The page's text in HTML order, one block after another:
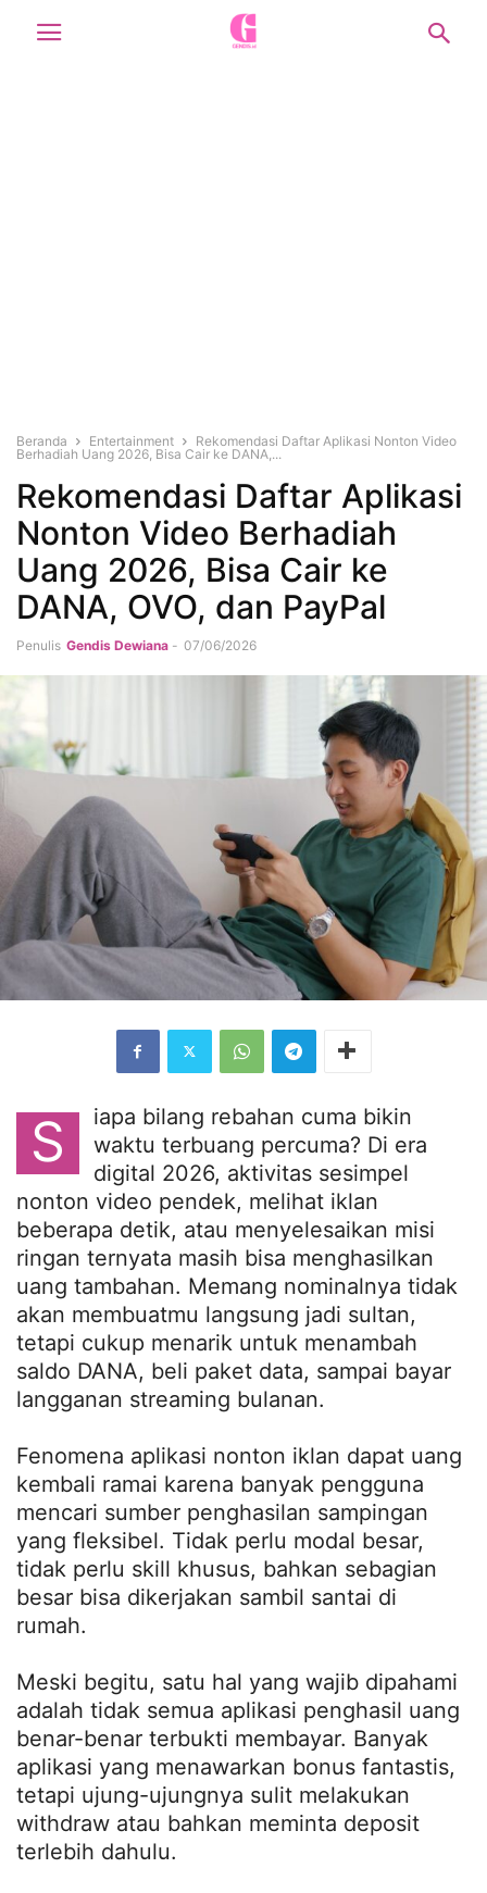
Beranda Entertainment
Rekomendasi Daftar Aplikasi Nonton Video
Berhadiah Uang 2026, Bisa Cair ke DANA,...
Rekomendasi Daftar Aplikasi
Nonton Video Berhadiah
Uang 2026, Bisa Cair ke
DANA, OVO, dan PayPal
Penulis Gendis Dewiana - 07/06/2026
S
iapa bilang rebahan cuma bikin
waktu terbuang percuma? Di era
digital 2026, aktivitas sesimpel
nonton video pendek, melihat iklan
beberapa detik, atau menyelesaikan misi
ringan ternyata masih bisa menghasilkan
uang tambahan. Memang nominalnya tidak
akan membuatmu langsung jadi sultan,
tetapi cukup menarik untuk menambah
saldo DANA, beli paket data, sampai bayar
langganan streaming bulanan.
Fenomena aplikasi nonton iklan dapat uang
kembali ramai karena banyak pengguna
mencari sumber penghasilan sampingan
yang fleksibel. Tidak perlu modal besar,
tidak perlu skill khusus, bahkan sebagian
besar bisa dikerjakan sambil santai di
rumah.
Meski begitu, satu hal yang wajib dipahami
adalah tidak semua aplikasi penghasil uang
benar-benar terbukti membayar. Banyak
aplikasi yang menawarkan bonus fantastis,
tetapi ujung-ujungnya sulit melakukan
withdraw atau bahkan meminta deposit
terlebih dahulu.